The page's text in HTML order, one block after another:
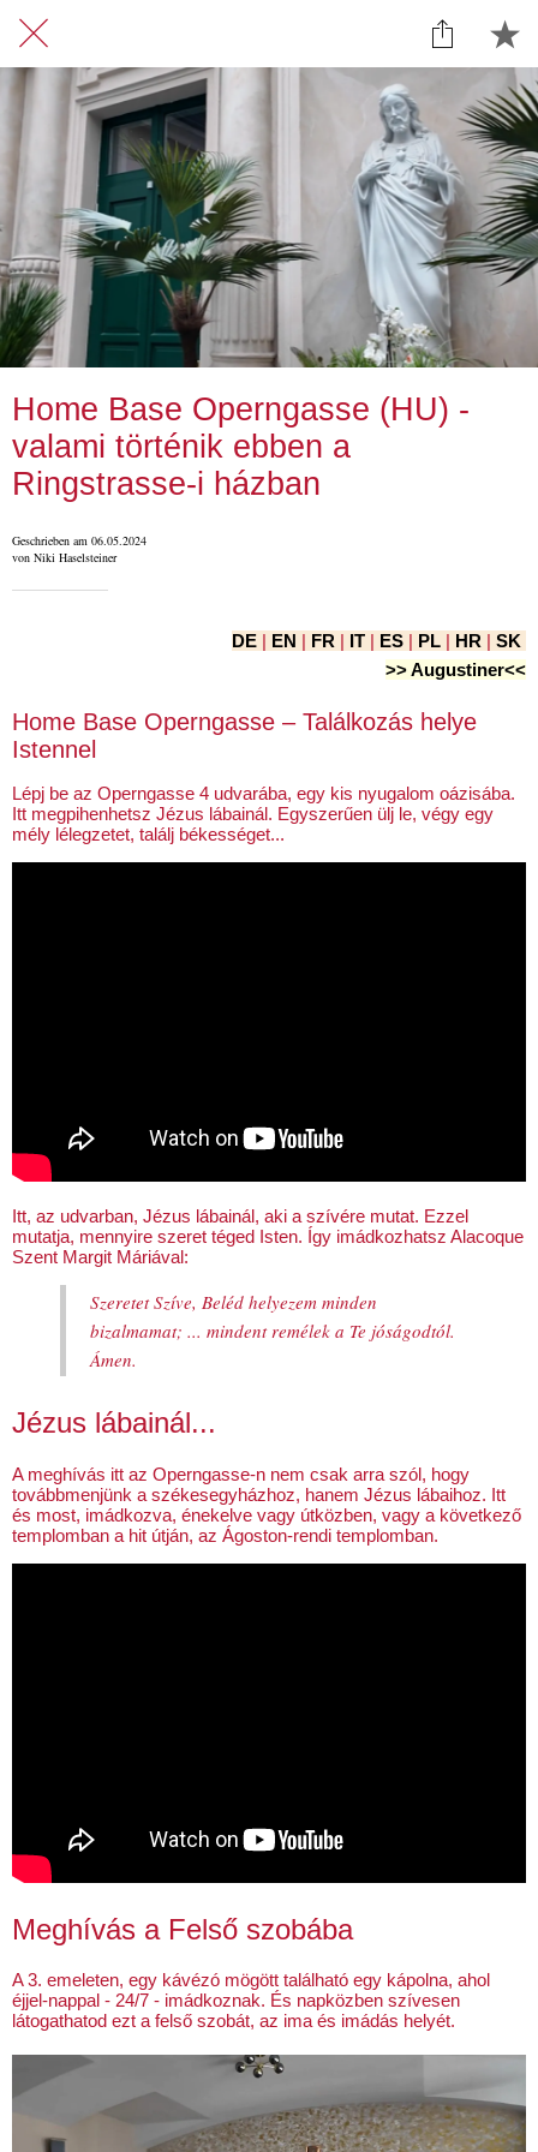
Home Base Operngasse (HU) -
valami történik ebben a
Ringstrasse-i házban
Geschrieben am 06.05.2024
von Niki Haselsteiner
DE | EN | FR | IT | ES | PL | HR | SK
>> Augustiner<<
Home Base Operngasse – Találkozás helye
Istennel
Lépj be az Operngasse 4 udvarába, egy kis nyugalom oázisába.
Itt megpihenhetsz Jézus lábainál. Egyszerűen ülj le, végy egy
mély lélegzetet, találj békességet...
Itt, az udvarban, Jézus lábainál, aki a szívére mutat. Ezzel
mutatja, mennyire szeret téged Isten. Így imádkozhatsz Alacoque
Szent Margit Máriával:
Szeretet Szíve, Beléd helyezem minden
bizalmamat; ... mindent remélek a Te jóságodtól.
Ámen.
Jézus lábainál...
A meghívás itt az Operngasse-n nem csak arra szól, hogy
továbbmenjünk a székesegyházhoz, hanem Jézus lábaihoz. Itt
és most, imádkozva, énekelve vagy útközben, vagy a következő
templomban a hit útján, az Ágoston-rendi templomban.
Meghívás a Felső szobába
A 3. emeleten, egy kávézó mögött található egy kápolna, ahol
éjjel-nappal - 24/7 - imádkoznak. És napközben szívesen
látogathatod ezt a felső szobát, az ima és imádás helyét.